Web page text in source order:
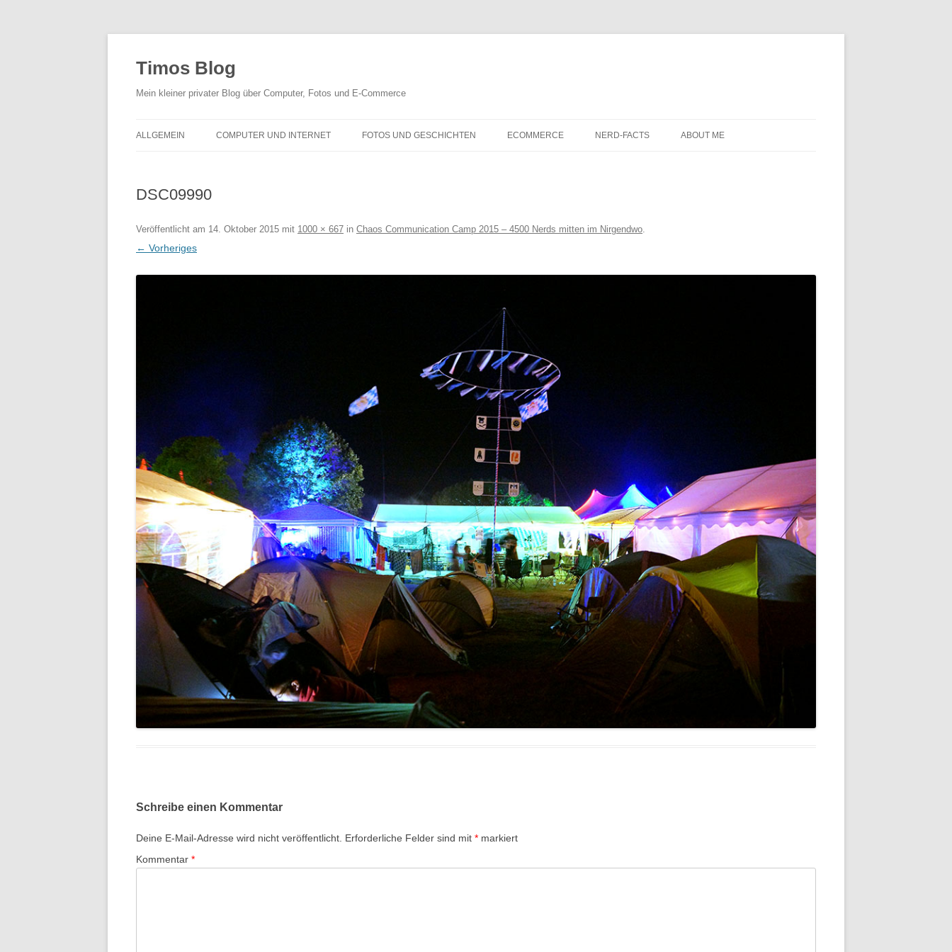
Timos Blog
Mein kleiner privater Blog über Computer, Fotos und E-Commerce
ALLGEMEIN COMPUTER UND INTERNET FOTOS UND GESCHICHTEN ECOMMERCE NERD-FACTS ABOUT ME
DSC09990
Veröffentlicht am 14. Oktober 2015 mit 1000 × 667 in Chaos Communication Camp 2015 – 4500 Nerds mitten im Nirgendwo.
← Vorheriges
Schreibe einen Kommentar
Deine E-Mail-Adresse wird nicht veröffentlicht. Erforderliche Felder sind mit * markiert
Kommentar *